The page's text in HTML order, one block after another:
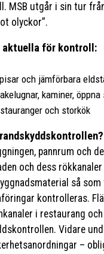
MSB utgår i sin tur
olyckor”.
aktuella för kontroll:
och jämförbara
kaminer,
och storkök
pannrum och
och dess
så
kontrolleras.
i restaurang
Vidare
–